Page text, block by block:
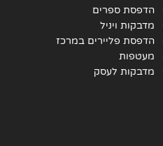
הדפסת ספרים
מדבקות ויניל
הדפסת פליירים במרכז
מעטפות
מדבקות לעסק